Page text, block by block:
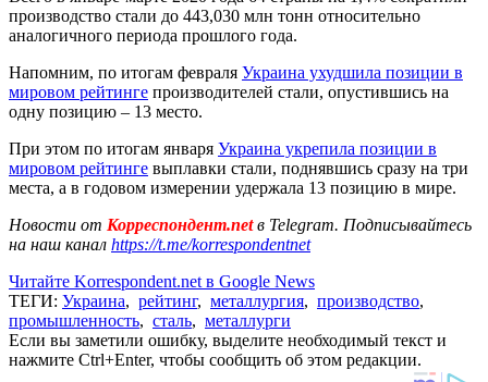
производство стали до 443,030 млн тонн относительно
аналогичного периода прошлого года.
Напомним, по итогам февраля Украина ухудшила позиции в
мировом рейтинге производителей стали, опустившись на
одну позицию – 13 место.
При этом по итогам января Украина укрепила позиции в
мировом рейтинге выплавки стали, поднявшись сразу на три
места, а в годовом измерении удержала 13 позицию в мире.
Новости от Корреспондент.netв Telegram. Подписывайтесь
на наш канал https://t.me/korrespondentnet
Читайте Korrespondent.net в Google News
ТЕГИ: Украина, рейтинг, металлургия, производство,
промышленность, сталь, металлурги
Если вы заметили ошибку, выделите необходимый текст и
нажмите Ctrl+Enter, чтобы сообщить об этом редакции.